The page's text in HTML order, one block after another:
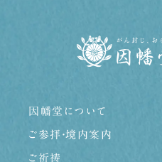
因幡堂について
ご参拝・境内案内
ご祈祷